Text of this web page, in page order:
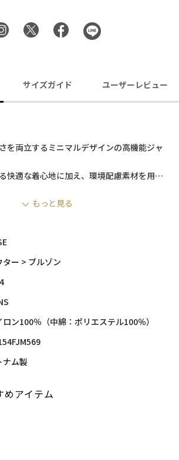
サイズガイド ユーザーレビュー
を両立するミニマルデザインの高機能ジャ
快適な着心地に加え、環境配慮素材を用い
する、機能美あふれる一着です。
湿性を兼ね備えた「WINDSTOPPER by
30デニール生地を採用。軽くて程よいハリ感
中わたには海洋プラスチックを再生した化
も保温性をキープするため、アクティブな
ン設計「SYN-GRID」により廃棄を削減。前
。両腰にはハンドウォーマーポケット、内
もっと見る
ター > ブルゾン
ロン100％（中綿：ポリエステル100％）
ナム製
めアイテム